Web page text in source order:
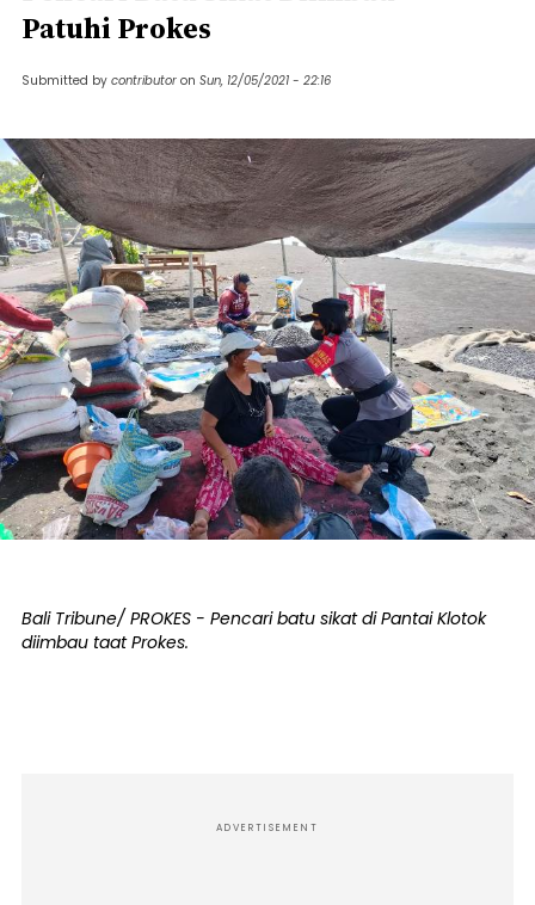
Patuhi Prokes
Submitted by contributor on Sun, 12/05/2021 - 22:16
Bali Tribune/ PROKES - Pencari batu sikat di Pantai Klotok
diimbau taat Prokes.
ADVERTISEMENT